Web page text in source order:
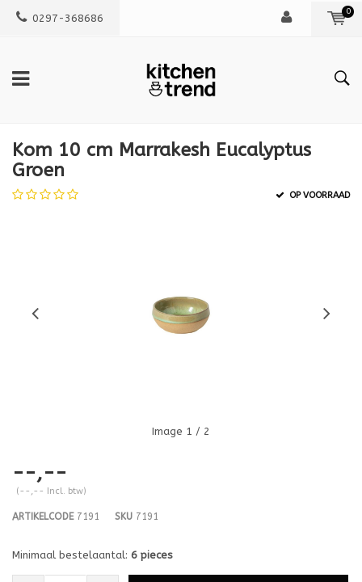
0297-368686
0
Kom 10 cm Marrakesh Eucalyptus
Groen
OP VOORRAAD
Image 1 / 2
--,--
(--,-- Incl. btw)
ARTIKELCODE7191 SKU 7191
Minimaal bestelaantal: 6 pieces